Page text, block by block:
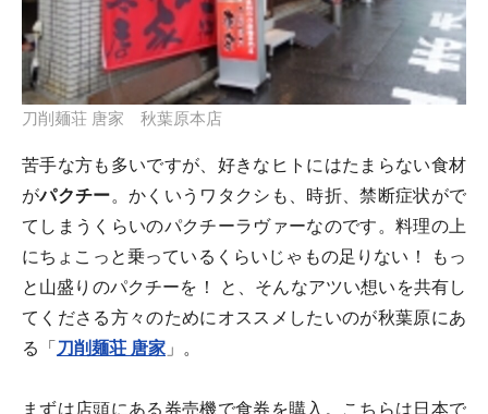
刀削麺荘 唐家 秋葉原本店
苦手な方も多いですが、好きなヒトにはたまらない食材
がパクチー。かくいうワタクシも、時折、禁断症状がで
てしまうくらいのパクチーラヴァーなのです。料理の上
にちょこっと乗っているくらいじゃもの足りない！ もっ
と山盛りのパクチーを！ と、そんなアツい想いを共有し
てくださる方々のためにオススメしたいのが秋葉原にあ
る「刀削麺荘 唐家 」。
まずは店頭にある券売機で食券を購入。こちらは日本で